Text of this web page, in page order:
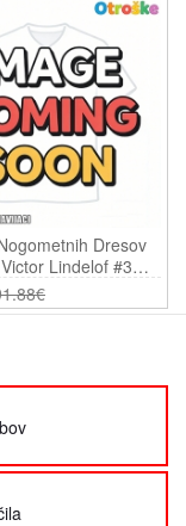
Dresov
Lindelof #3
2026 Kratki
Hlače)